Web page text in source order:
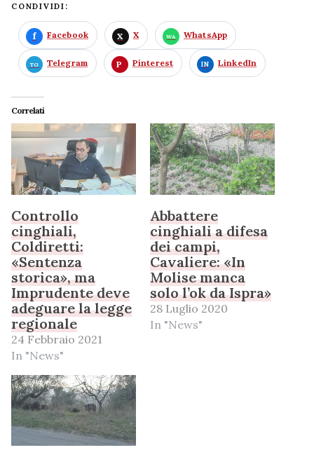
CONDIVIDI:
Facebook X WhatsApp
Telegram Pinterest LinkedIn
Correlati
Controllo
cinghiali,
Coldiretti:
«Sentenza
storica», ma
Imprudente deve
adeguare la legge
regionale
24 Febbraio 2021
In "News"
Abbattere
cinghiali a difesa
dei campi,
Cavaliere: «In
Molise manca
solo l’ok da Ispra»
28 Luglio 2020
In "News"